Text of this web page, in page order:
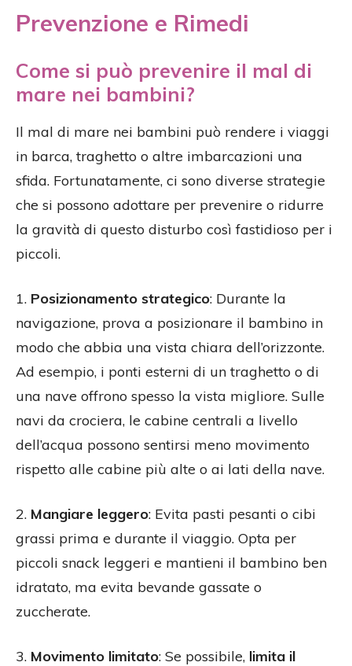
Prevenzione e Rimedi
Come si può prevenire il mal di
mare nei bambini?
Il mal di mare nei bambini può rendere i viaggi
in barca, traghetto o altre imbarcazioni una
sfida. Fortunatamente, ci sono diverse strategie
che si possono adottare per prevenire o ridurre
la gravità di questo disturbo così fastidioso per i
piccoli.
1. Posizionamento strategico: Durante la
navigazione, prova a posizionare il bambino in
modo che abbia una vista chiara dell’orizzonte.
Ad esempio, i ponti esterni di un traghetto o di
una nave offrono spesso la vista migliore. Sulle
navi da crociera, le cabine centrali a livello
dell’acqua possono sentirsi meno movimento
rispetto alle cabine più alte o ai lati della nave.
2. Mangiare leggero: Evita pasti pesanti o cibi
grassi prima e durante il viaggio. Opta per
piccoli snack leggeri e mantieni il bambino ben
idratato, ma evita bevande gassate o
zuccherate.
3. Movimento limitato: Se possibile, limita il